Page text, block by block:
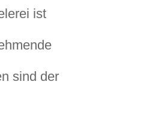
ist
sind der